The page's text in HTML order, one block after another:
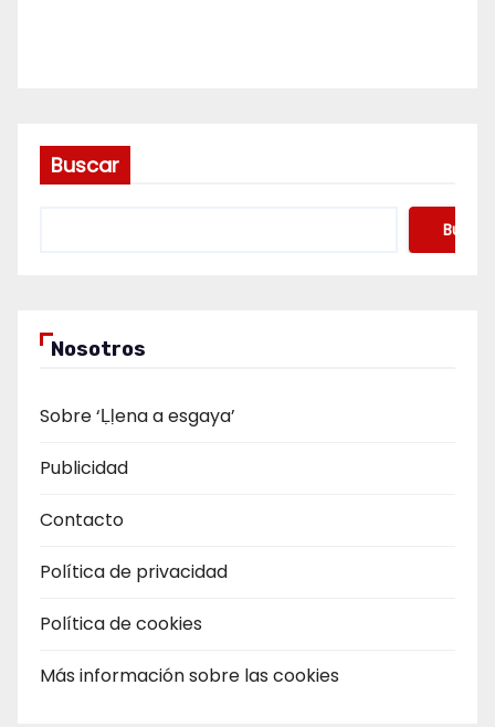
Buscar
Buscar
Nosotros
Sobre ‘Ḷḷena a esgaya’
Publicidad
Contacto
Política de privacidad
Política de cookies
Más información sobre las cookies